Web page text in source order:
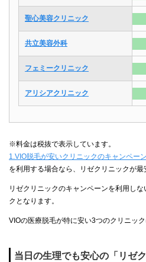
聖心美容クリニック
共立美容外科
フェミークリニック
アリシアクリニック
※料金は税抜で表示しています。
1.VIO脱毛が安いクリニックのキャンペー
を利用する場合なら、リゼクリニックが最
リゼクリニックのキャンペーンを利用し
クとなります。
VIOの医療脱毛が特に安い3つのクリニッ
当日の生理でも安心の「リゼク